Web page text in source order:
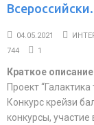
04.05.2021
744
1
Краткое
Проект
Конкурс крейзи
конкурсы,